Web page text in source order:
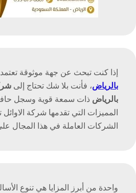
إذا كنت تبحث عن جهة موثوقة
بالرياض، فأنت بلا شك تحتاج إلى
بالرياض ذات سمعة قوية وسجل
المميزات التي تقدمها شركة
الشركات العاملة في هذا المجال
واحدة من أبرز المزايا هي تنوع